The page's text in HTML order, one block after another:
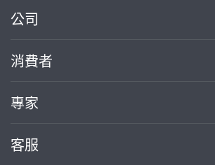
公司
關於我們
部落格
加入我們
消費者
買服務
熱門服務
專家
案件中心
客服
繼續完成